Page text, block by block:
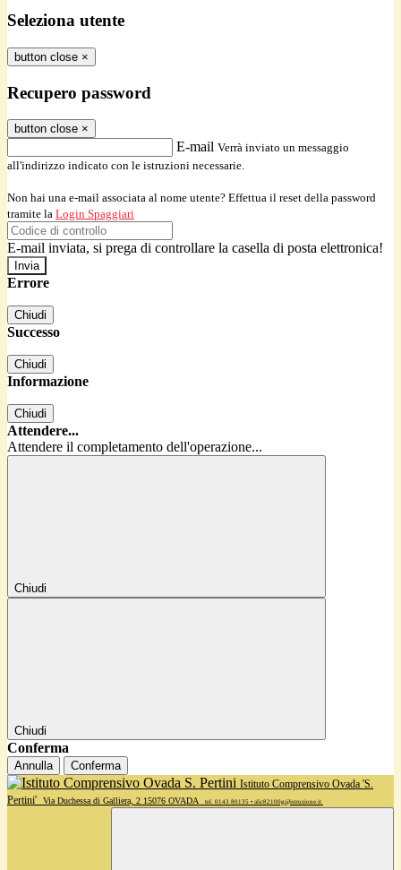
Seleziona utente
button close ×
Recupero password
button close ×
E-mail Verrà inviato un messaggio
all'indirizzo indicato con le istruzioni necessarie.
Non hai una e-mail associata al nome utente? Effettua il reset della password
tramite la Login Spaggiari
E-mail inviata, si prega di controllare la casella di posta elettronica!
Errore
Chiudi
Successo
Chiudi
Informazione
Chiudi
Attendere...
Attendere il completamento dell'operazione...
Chiudi
Chiudi
Conferma
Annulla Conferma
Istituto Comprensivo Ovada 'S.
Pertini'
Via Duchessa di Galliera, 2 15076 OVADA tel. 0143 80135 • alic82100g@istruzione.it